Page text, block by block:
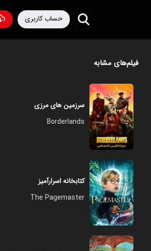
حساب کاربری
فیلم‌های مشابه
سرزمین های مرزی
Borderlands
کتابخانه اسرارآمیز
The Pagemaster